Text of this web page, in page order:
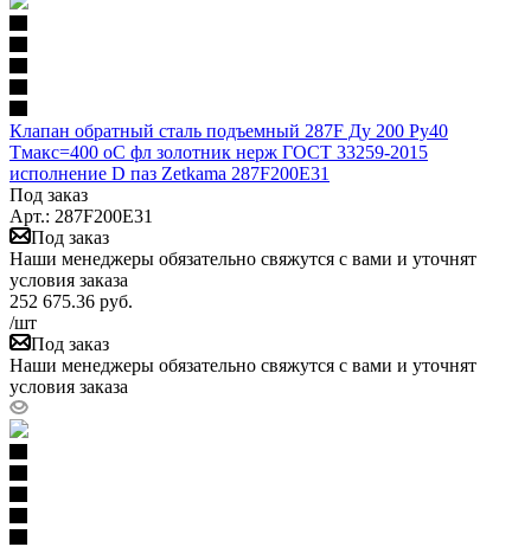
Клапан обратный сталь подъемный 287F Ду 200 Ру40
Тмакс=400 оС фл золотник нерж ГОСТ 33259-2015
исполнение D паз Zetkama 287F200E31
Под заказ
Арт.: 287F200E31
Под заказ
Наши менеджеры обязательно свяжутся с вами и уточнят
условия заказа
252 675.36 руб.
/шт
Под заказ
Наши менеджеры обязательно свяжутся с вами и уточнят
условия заказа